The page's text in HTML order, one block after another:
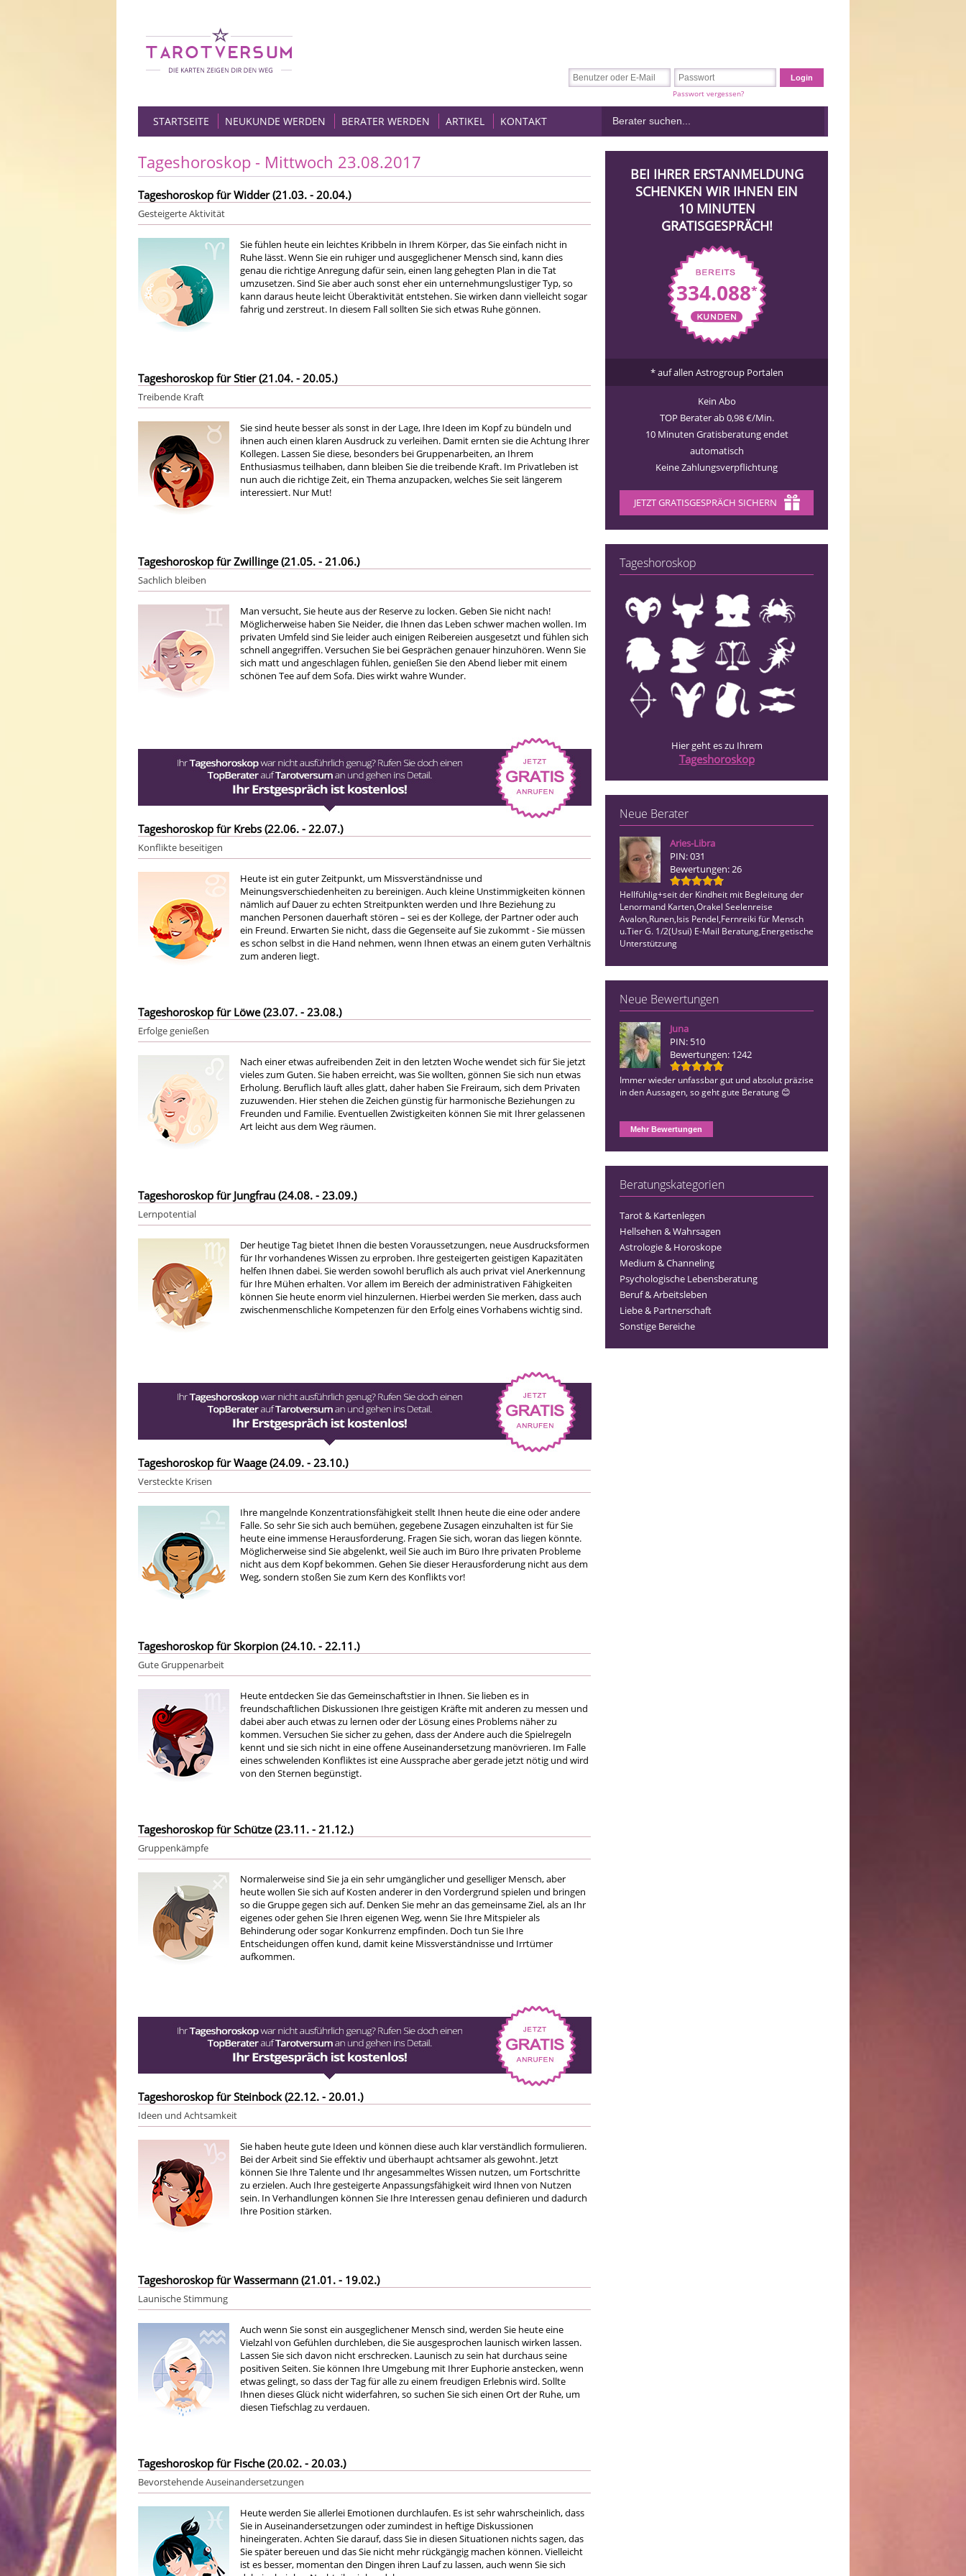
Passwort vergessen?
STARTSEITE NEUKUNDE WERDEN BERATER WERDEN ARTIKEL KONTAKT
BEI IHRER ERSTANMELDUNG
SCHENKEN WIR IHNEN EIN
10 MINUTEN
GRATISGESPRÄCH!
334.088*
* auf allen Astrogroup Portalen
Kein Abo
TOP Berater ab 0,98 €/Min.
10 Minuten Gratisberatung endet
automatisch
Keine Zahlungsverpflichtung
JETZT GRATISGESPRÄCH SICHERN
Tageshoroskop
Hier geht es zu Ihrem
Tageshoroskop
Neue Berater
Aries-Libra
PIN: 031
Bewertungen: 26
Hellfühlig+seit der Kindheit mit Begleitung der
Lenormand Karten,Orakel Seelenreise
Avalon,Runen,Isis Pendel,Fernreiki für Mensch
u.Tier G. 1/2(Usui) E-Mail Beratung,Energetische
Unterstützung
Neue Bewertungen
Juna
PIN: 510
Bewertungen: 1242
Immer wieder unfassbar gut und absolut präzise
in den Aussagen, so geht gute Beratung 😊
Mehr Bewertungen
Beratungskategorien
Tarot & Kartenlegen
Hellsehen & Wahrsagen
Astrologie & Horoskope
Medium & Channeling
Psychologische Lebensberatung
Beruf & Arbeitsleben
Liebe & Partnerschaft
Sonstige Bereiche
Tageshoroskop - Mittwoch 23.08.2017
Tageshoroskop für Widder (21.03. - 20.04.)
Gesteigerte Aktivität
Sie fühlen heute ein leichtes Kribbeln in Ihrem Körper, das Sie einfach nicht in
Ruhe lässt. Wenn Sie ein ruhiger und ausgeglichener Mensch sind, kann dies
genau die richtige Anregung dafür sein, einen lang gehegten Plan in die Tat
umzusetzen. Sind Sie aber auch sonst eher ein unternehmungslustiger Typ, so
kann daraus heute leicht Überaktivität entstehen. Sie wirken dann vielleicht sogar
fahrig und zerstreut. In diesem Fall sollten Sie sich etwas Ruhe gönnen.
Tageshoroskop für Stier (21.04. - 20.05.)
Treibende Kraft
Sie sind heute besser als sonst in der Lage, Ihre Ideen im Kopf zu bündeln und
ihnen auch einen klaren Ausdruck zu verleihen. Damit ernten sie die Achtung Ihrer
Kollegen. Lassen Sie diese, besonders bei Gruppenarbeiten, an Ihrem
Enthusiasmus teilhaben, dann bleiben Sie die treibende Kraft. Im Privatleben ist
nun auch die richtige Zeit, ein Thema anzupacken, welches Sie seit längerem
interessiert. Nur Mut!
Tageshoroskop für Zwillinge (21.05. - 21.06.)
Sachlich bleiben
Man versucht, Sie heute aus der Reserve zu locken. Geben Sie nicht nach!
Möglicherweise haben Sie Neider, die Ihnen das Leben schwer machen wollen. Im
privaten Umfeld sind Sie leider auch einigen Reibereien ausgesetzt und fühlen sich
schnell angegriffen. Versuchen Sie bei Gesprächen genauer hinzuhören. Wenn Sie
sich matt und angeschlagen fühlen, genießen Sie den Abend lieber mit einem
schönen Tee auf dem Sofa. Dies wirkt wahre Wunder.
Tageshoroskop für Krebs (22.06. - 22.07.)
Konflikte beseitigen
Heute ist ein guter Zeitpunkt, um Missverständnisse und
Meinungsverschiedenheiten zu bereinigen. Auch kleine Unstimmigkeiten können
nämlich auf Dauer zu echten Streitpunkten werden und Ihre Beziehung zu
manchen Personen dauerhaft stören – sei es der Kollege, der Partner oder auch
ein Freund. Erwarten Sie nicht, dass die Gegenseite auf Sie zukommt - Sie müssen
es schon selbst in die Hand nehmen, wenn Ihnen etwas an einem guten Verhältnis
zum anderen liegt.
Tageshoroskop für Löwe (23.07. - 23.08.)
Erfolge genießen
Nach einer etwas aufreibenden Zeit in den letzten Woche wendet sich für Sie jetzt
vieles zum Guten. Sie haben erreicht, was Sie wollten, gönnen Sie sich nun etwas
Erholung. Beruflich läuft alles glatt, daher haben Sie Freiraum, sich dem Privaten
zuzuwenden. Hier stehen die Zeichen günstig für harmonische Beziehungen zu
Freunden und Familie. Eventuellen Zwistigkeiten können Sie mit Ihrer gelassenen
Art leicht aus dem Weg räumen.
Tageshoroskop für Jungfrau (24.08. - 23.09.)
Lernpotential
Der heutige Tag bietet Ihnen die besten Voraussetzungen, neue Ausdrucksformen
für Ihr vorhandenes Wissen zu erproben. Ihre gesteigerten geistigen Kapazitäten
helfen Ihnen dabei. Sie werden sowohl beruflich als auch privat viel Anerkennung
für Ihre Mühen erhalten. Vor allem im Bereich der administrativen Fähigkeiten
können Sie heute enorm viel hinzulernen. Hierbei werden Sie merken, dass auch
zwischenmenschliche Kompetenzen für den Erfolg eines Vorhabens wichtig sind.
Tageshoroskop für Waage (24.09. - 23.10.)
Versteckte Krisen
Ihre mangelnde Konzentrationsfähigkeit stellt Ihnen heute die eine oder andere
Falle. So sehr Sie sich auch bemühen, gegebene Zusagen einzuhalten ist für Sie
heute eine immense Herausforderung. Fragen Sie sich, woran das liegen könnte.
Möglicherweise sind Sie abgelenkt, weil Sie auch im Büro Ihre privaten Probleme
nicht aus dem Kopf bekommen. Gehen Sie dieser Herausforderung nicht aus dem
Weg, sondern stoßen Sie zum Kern des Konflikts vor!
Tageshoroskop für Skorpion (24.10. - 22.11.)
Gute Gruppenarbeit
Heute entdecken Sie das Gemeinschaftstier in Ihnen. Sie lieben es in
freundschaftlichen Diskussionen Ihre geistigen Kräfte mit anderen zu messen und
dabei aber auch etwas zu lernen oder der Lösung eines Problems näher zu
kommen. Versuchen Sie sicher zu gehen, dass der Andere auch die Spielregeln
kennt und sie sich nicht in eine offene Auseinandersetzung manövrieren. Im Falle
eines schwelenden Konfliktes ist eine Aussprache aber gerade jetzt nötig und wird
von den Sternen begünstigt.
Tageshoroskop für Schütze (23.11. - 21.12.)
Gruppenkämpfe
Normalerweise sind Sie ja ein sehr umgänglicher und geselliger Mensch, aber
heute wollen Sie sich auf Kosten anderer in den Vordergrund spielen und bringen
so die Gruppe gegen sich auf. Denken Sie mehr an das gemeinsame Ziel, als an Ihr
eigenes oder gehen Sie Ihren eigenen Weg, wenn Sie Ihre Mitspieler als
Behinderung oder sogar Konkurrenz empfinden. Doch tun Sie Ihre
Entscheidungen offen kund, damit keine Missverständnisse und Irrtümer
aufkommen.
Tageshoroskop für Steinbock (22.12. - 20.01.)
Ideen und Achtsamkeit
Sie haben heute gute Ideen und können diese auch klar verständlich formulieren.
Bei der Arbeit sind Sie effektiv und überhaupt achtsamer als gewohnt. Jetzt
können Sie Ihre Talente und Ihr angesammeltes Wissen nutzen, um Fortschritte
zu erzielen. Auch Ihre gesteigerte Anpassungsfähigkeit wird Ihnen von Nutzen
sein. In Verhandlungen können Sie Ihre Interessen genau definieren und dadurch
Ihre Position stärken.
Tageshoroskop für Wassermann (21.01. - 19.02.)
Launische Stimmung
Auch wenn Sie sonst ein ausgeglichener Mensch sind, werden Sie heute eine
Vielzahl von Gefühlen durchleben, die Sie ausgesprochen launisch wirken lassen.
Lassen Sie sich davon nicht erschrecken. Launisch zu sein hat durchaus seine
positiven Seiten. Sie können Ihre Umgebung mit Ihrer Euphorie anstecken, wenn
etwas gelingt, so dass der Tag für alle zu einem freudigen Erlebnis wird. Sollte
Ihnen dieses Glück nicht widerfahren, so suchen Sie sich einen Ort der Ruhe, um
diesen Tiefschlag zu verdauen.
Tageshoroskop für Fische (20.02. - 20.03.)
Bevorstehende Auseinandersetzungen
Heute werden Sie allerlei Emotionen durchlaufen. Es ist sehr wahrscheinlich, dass
Sie in Auseinandersetzungen oder zumindest in heftige Diskussionen
hineingeraten. Achten Sie darauf, dass Sie in diesen Situationen nichts sagen, das
Sie später bereuen und das Sie nicht mehr rückgängig machen können. Vielleicht
ist es besser, momentan den Dingen ihren Lauf zu lassen, auch wenn Sie sich